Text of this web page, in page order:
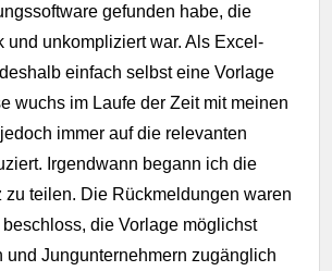
gefunden habe, die
und unkompliziert war. Als Excel-
einfach selbst eine Vorlage
wuchs im Laufe der Zeit mit meinen
immer auf die relevanten
Irgendwann begann ich die
zu teilen. Die Rückmeldungen waren
die Vorlage möglichst
und Jungunternehmern zugänglich